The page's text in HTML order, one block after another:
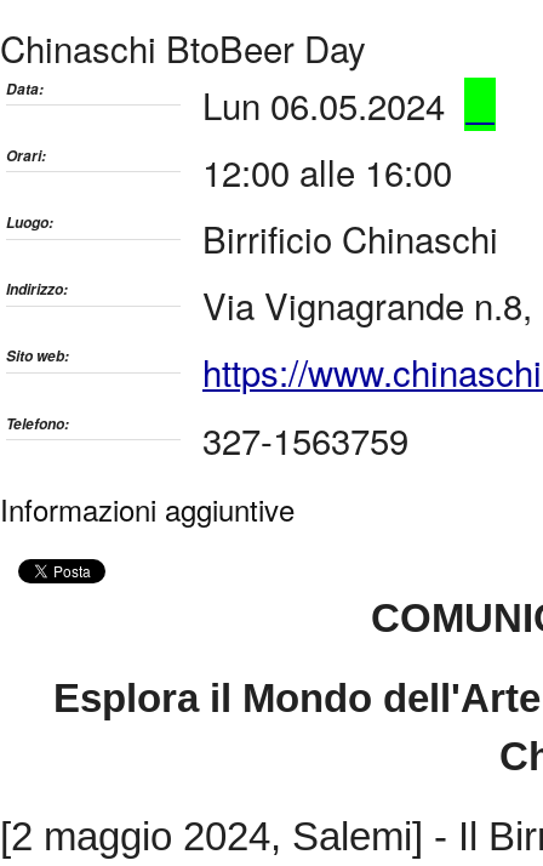
Chinaschi BtoBeer Day
Data: Lun 06.05.2024
Orari: 12:00 alle 16:00
Luogo: Birrificio Chinaschi
Indirizzo: Via Vignagrande
Sito web: https://
Telefono: 327-1563759
Informazioni aggiuntive
Esplora il Mondo
[2 maggio 2024, Salemi] - Il